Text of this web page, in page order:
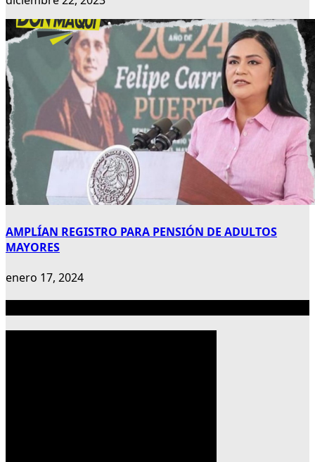
AMPLÍAN REGISTRO PARA PENSIÓN DE ADULTOS
MAYORES
enero 17, 2024